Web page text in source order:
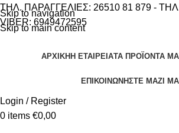
Skip to navigation
Skip to main content
ΤΗΛ. ΠΑΡΑΓΓΕΛΙΕΣ: 26510 81 879 -
VIBER: 6949472595
ΑΡΧΙΚΗ Η ΕΤΑΙΡΕΙΑΤΑ ΠΡΟΪΟΝΤΑ
ΕΠΙΚΟΙΝΩΝΗΣΤΕ ΜΑΖΙ
Login / Register
0 items €0,00